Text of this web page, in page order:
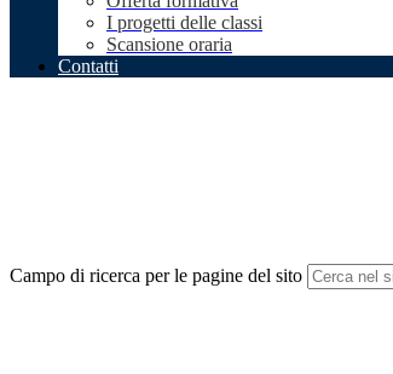
I progetti delle classi
Scansione oraria
Contatti
Campo di ricerca per le pagine del sito